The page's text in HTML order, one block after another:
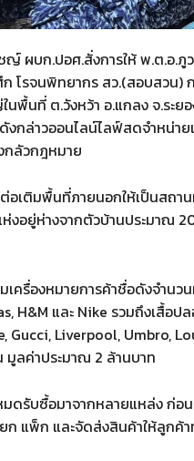
ผบก.ปอศ.สั่งการให้ พ.ต.อ.ภู
โรจนพิทยากร สว.(สอบสวน)
พื้นที่ ต.วังหว้า อ.แกลง จ.ระย
งกล่าวออนไลน์ไลฟ์สดจำหน่า
กลัวกฎหมาย
เติมพื้นที่ภายนอกให้เป็นสถา
งอยู่ห่างจากตัวบ้านประมาณ
ครื่องหมายการค้าชื่อดังจำนว
H&M และ Nike รวมถึงเสื้อ
Gucci, Liverpool, Umbro,
มูลค่าประมาณ 2 ล้านบาท
มดรับซื้อมาจากหลายแหล่ง ก่อ
แพ็ก และจัดส่งสินค้าให้ลูกค้า